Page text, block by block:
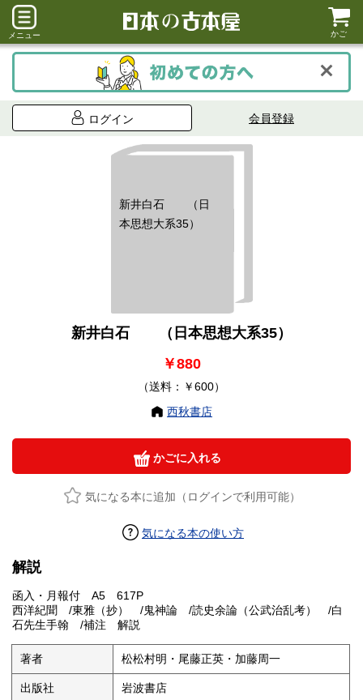
メニュー かご
ログイン 会員登録
新井白石 （日
本思想大系35）
新井白石 （日本思想大系35）
￥880
（送料：￥600）
西秋書店
かごに入れる
気になる本に追加（ログインで利用可能）
気になる本の使い方
解説
函入・月報付 A5 617P
西洋紀聞 /東雅（抄） /鬼神論 /読史余論（公武治乱考） /白
石先生手翰 /補注 解説
著者 松松村明・尾藤正英・加藤周一
出版社 岩波書店